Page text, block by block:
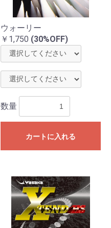
ウォーリー
￥1,750 (30%OFF)
数量
カートに入れる
カートへ進む